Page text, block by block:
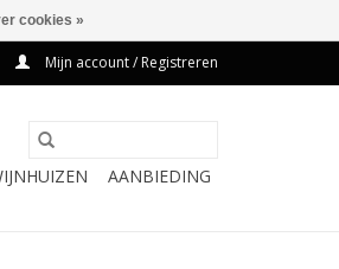
Mijn account / Registreren
AANBIEDING
cookies »